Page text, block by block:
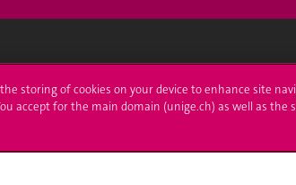
Immatriculations
Démarches administratives
the storing of cookies on your device to enhance site
accept for the main domain (unige.ch) as well as the